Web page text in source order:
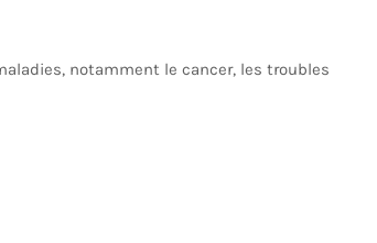
notamment le cancer, les troubles